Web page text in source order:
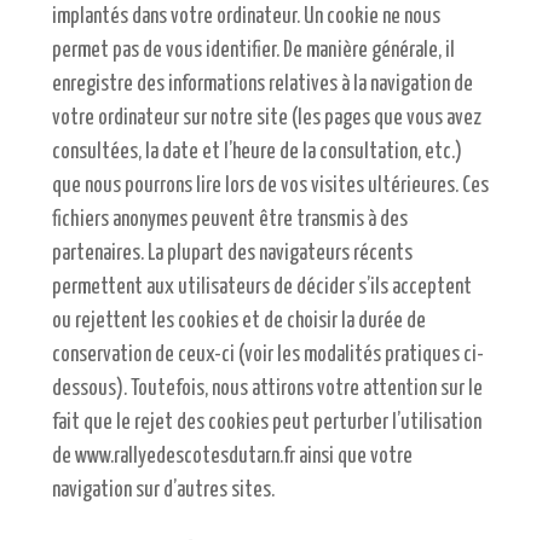
implantés dans votre ordinateur. Un cookie ne nous
permet pas de vous identifier. De manière générale, il
enregistre des informations relatives à la navigation de
votre ordinateur sur notre site (les pages que vous avez
consultées, la date et l’heure de la consultation, etc.)
que nous pourrons lire lors de vos visites ultérieures. Ces
fichiers anonymes peuvent être transmis à des
partenaires. La plupart des navigateurs récents
permettent aux utilisateurs de décider s’ils acceptent
ou rejettent les cookies et de choisir la durée de
conservation de ceux-ci (voir les modalités pratiques ci-
dessous). Toutefois, nous attirons votre attention sur le
fait que le rejet des cookies peut perturber l’utilisation
de www.rallyedescotesdutarn.fr ainsi que votre
navigation sur d’autres sites.